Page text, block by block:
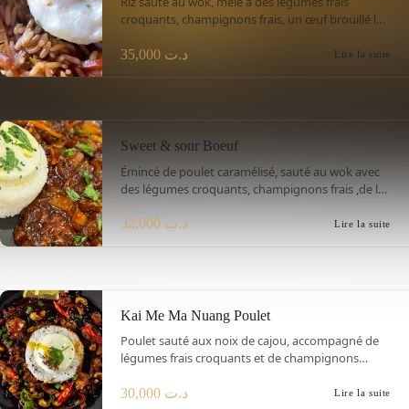
croquants, champignons frais, un œuf brouillé le
د.ت
Lire la suite
Sweet & sour Boeuf
Émincé de poulet caramélisé, sauté au wok avec
des légumes croquants, champignons frais ,de la
frais servi avec du riz blanc ( thaï jasmin rice).
د.ت Lire la suite
Kai Me Ma Nuang Poulet
Poulet sauté aux noix de cajou, accompagné de
légumes frais croquants et de champignons
salée irrésistible.
د.ت Lire la suite